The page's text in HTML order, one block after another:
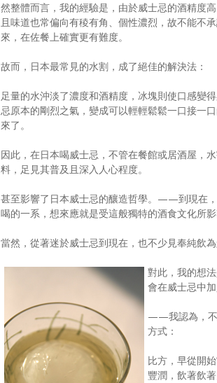
然整體而言，我的經驗是，由於威士忌的酒精度
且味道也常偏向有稜有角、個性濃烈，故不能不
來，在佐餐上確實更有難度。
故而，日本最常見的水割，成了絕佳的解決法：
足量的水沖淡了濃度和酒精度，冰塊則使口感變
忌原本的剛烈之氣，變成可以輕輕鬆鬆一口接一
來了。
因此，在日本喝威士忌，不管在餐館或居酒屋，
料，足見其普及且深入人心程度。
甚至影響了日本威士忌的釀造哲學。——到現在
喝的一系，想來應就是受這般獨特的酒食文化所影
當然，從著迷於威士忌到現在，也不少見奉純飲
對此，我的想
會在威士忌中
——我認為，不
方式：
比方，早從開
豐潤，飲著飲